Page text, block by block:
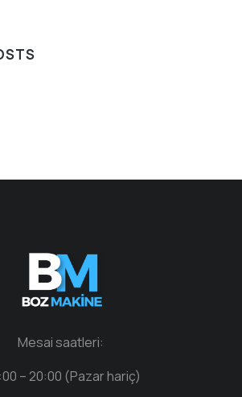
Mesai saatleri:
– 20:00 (Pazar hariç)